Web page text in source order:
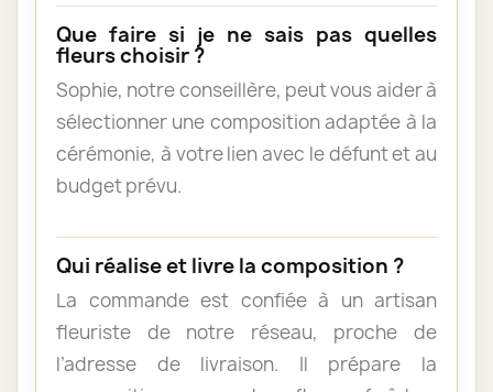
Que faire si je ne sais pas quelles
fleurs choisir ?
Sophie, notre conseillère, peut vous aider à
sélectionner une composition adaptée à la
cérémonie, à votre lien avec le défunt et au
budget prévu.
Qui réalise et livre la composition ?
La commande est confiée à un artisan
fleuriste de notre réseau, proche de
l’adresse de livraison. Il prépare la